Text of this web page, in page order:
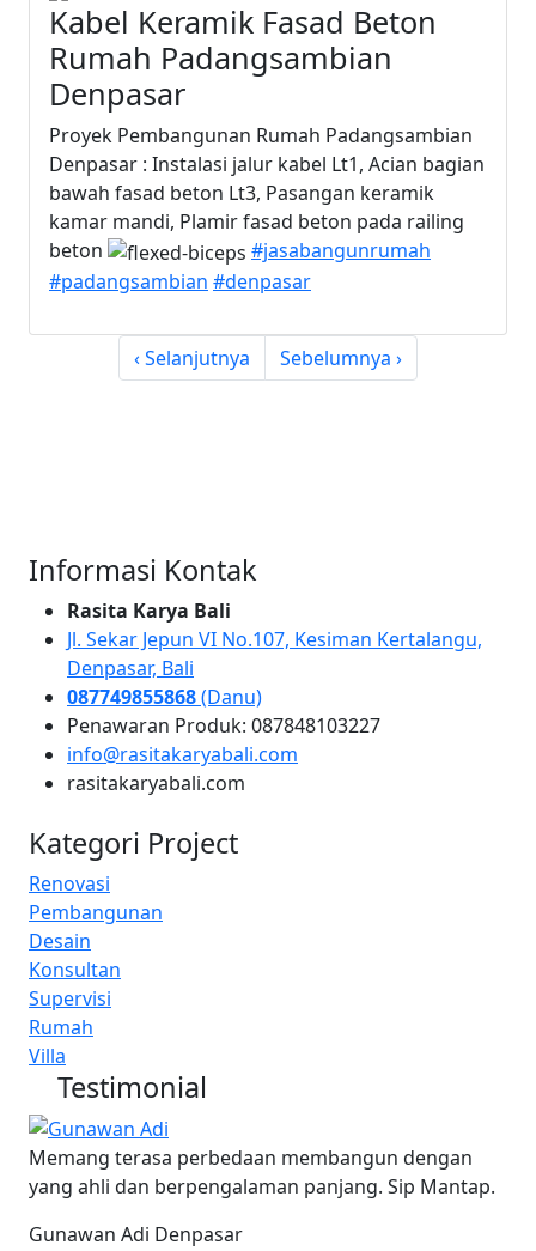
Kabel Keramik Fasad Beton
Rumah Padangsambian
Denpasar
Proyek Pembangunan Rumah Padangsambian
Denpasar : Instalasi jalur kabel Lt1, Acian bagian
bawah fasad beton Lt3, Pasangan keramik
kamar mandi, Plamir fasad beton pada railing
beton
#jasabangunrumah
#padangsambian #denpasar
‹ Selanjutnya Sebelumnya ›
Informasi Kontak
Rasita Karya Bali
Jl. Sekar Jepun VI No.107, Kesiman Kertalangu,
Denpasar, Bali
087749855868(Danu)
Penawaran Produk: 087848103227
info@rasitakaryabali.com
rasitakaryabali.com
Kategori Project
Renovasi
Pembangunan
Desain
Konsultan
Supervisi
Rumah
Villa
Testimonial
Memang terasa perbedaan membangun dengan
yang ahli dan berpengalaman panjang. Sip Mantap.
Gunawan Adi Denpasar